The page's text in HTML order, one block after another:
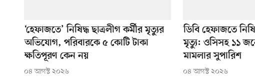
‘হেফাজতে’ নিষিদ্ধ ছাত্রলীগ কর্মীর মৃত্যুর
অভিযোগ, পরিবারকে ৫ কোটি টাকা
ক্ষতিপূরণ কেন নয়
০৪ আগস্ট ২০২৬
ডিবি হেফাজতে
মৃত্যু: ওসিসহ ১১
মামলার সুপারিশ
০৪ আগস্ট ২০২৬